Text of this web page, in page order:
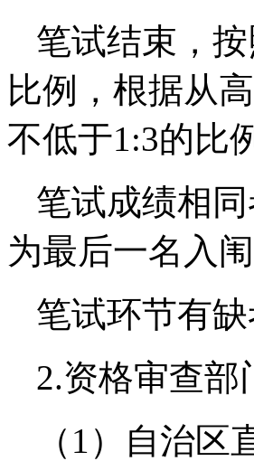
笔试结束，
比例，根据从
不低于1:3的比
笔试成绩相
为最后一名入
笔试环节有
2.资格审查部
（1）自治区